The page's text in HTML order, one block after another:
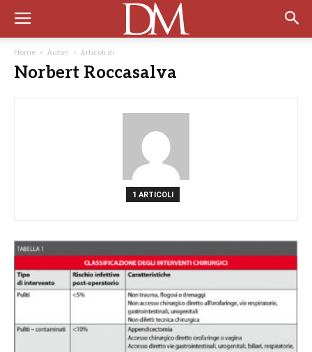
Home Autori Articoli di
Norbert Roccasalva
1 ARTICOLI